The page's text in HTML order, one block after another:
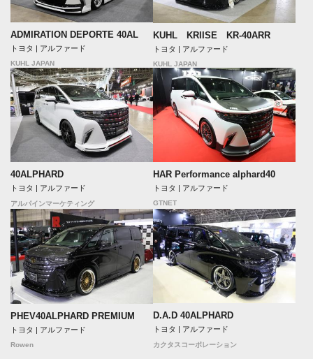
ADMIRATION DEPORTE 40AL
トヨタ | アルファード
KUHL JAPAN
KUHL KRIISE KR-40ARR
トヨタ | アルファード
KUHL JAPAN
40ALPHARD
トヨタ | アルファード
アルパインマーケティング
HAR Performance alphard40
トヨタ | アルファード
GTNET
PHEV40ALPHARD PREMIUM
トヨタ | アルファード
Rowen
D.A.D 40ALPHARD
トヨタ | アルファード
カクタスコーポレーション